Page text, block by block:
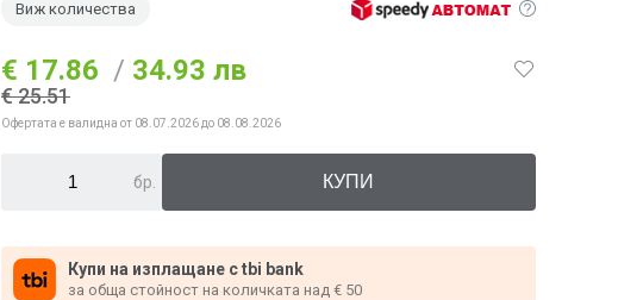
Виж количества
€ 17.86 / 34.93 лв
€ 25.51
Офертата е валидна от 08.07.2026 до 08.08.2026
бр.
Купи на изплащане с tbi bank
за обща стойност на количката над € 50